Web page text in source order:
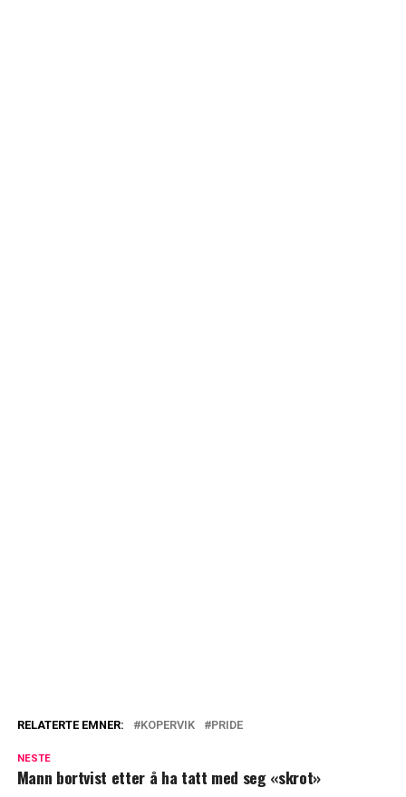
RELATERTE EMNER: KOPERVIK PRIDE
NESTE
Mann bortvist etter å ha tatt med seg «skrot»